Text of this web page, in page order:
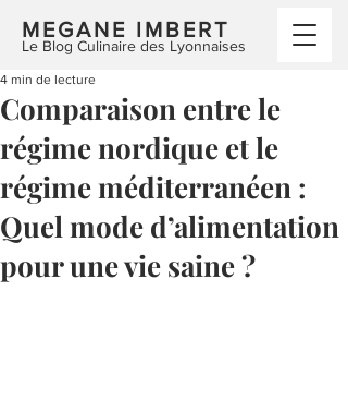
MEGANE IMBERT
Le Blog Culinaire des Lyonnaises
Comparaison entre le
régime nordique et le
régime méditerranéen :
Quel mode d’alimentation
pour une vie saine ?
4 min de lecture